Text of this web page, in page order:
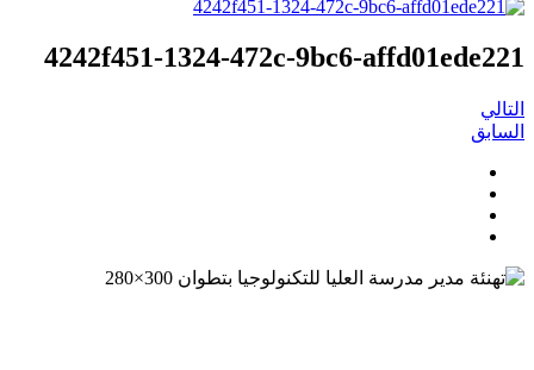
4242f451-1324-472c-9bc6-affd01ede221
التالي
السابق